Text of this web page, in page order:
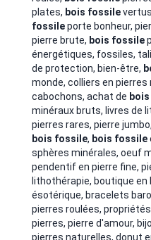
plates, bois fossile
fossileporte bonheur,
pierre brute, bois fossile
énergétiques, fossiles,
de protection, bien-être,
monde, colliers en
cabochons, achat de
minéraux bruts, livres de
pierres rares, pierre
bois fossile, bois fossile
sphères minérales, oeuf
pendentif en pierre fine,
lithothérapie, boutique en
ésotérique, bracelets
pierres roulées,
pierres, pierre d'amour,
pierres naturelles, donut